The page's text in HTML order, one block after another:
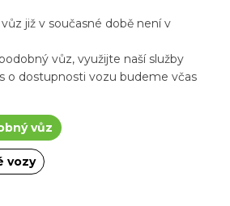
již v současné době není v
vůz, využijte naší služby
o dostupnosti vozu budeme včas
vůz
vozy